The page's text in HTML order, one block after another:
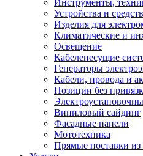
Инструменты,
Устройства и
Изделия для
Климатические и
Освещение
Кабеленесущие
Генераторы
Кабели, провода и
Позиции без
Виниловый сайдинг
Фасадные панели
Мототехника
Прямые поставки из